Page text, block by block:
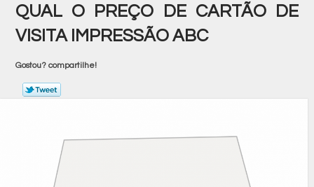
QUAL O PREÇO DE CARTÃO DE
VISITA IMPRESSÃO ABC
Gostou? compartilhe!